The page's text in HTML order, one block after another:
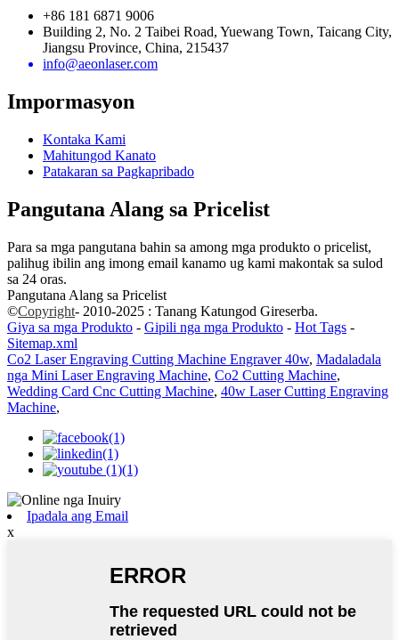
+86 181 6871 9006
Building 2, No. 2 Taibei Road, Yuewang Town, Taicang City,
Jiangsu Province, China, 215437
info@aeonlaser.com
Impormasyon
Kontaka Kami
Mahitungod Kanato
Patakaran sa Pagkapribado
Pangutana Alang sa Pricelist
Para sa mga pangutana bahin sa among mga produkto o pricelist,
palihug ibilin ang imong email kanamo ug kami makontak sa sulod
sa 24 oras.
Pangutana Alang sa Pricelist
©Copyright- 2010-2025 : Tanang Katungod Gireserba.
Giya sa mga Produkto - Gipili nga mga Produkto - Hot Tags -
Sitemap.xml
Co2 Laser Engraving Cutting Machine Engraver 40w, Madaladala
nga Mini Laser Engraving Machine, Co2 Cutting Machine,
Wedding Card Cnc Cutting Machine, 40w Laser Cutting Engraving
Machine,
Ipadala ang Email
x